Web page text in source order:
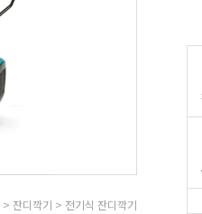
> 잔디깍기 > 전기식 잔디깍기